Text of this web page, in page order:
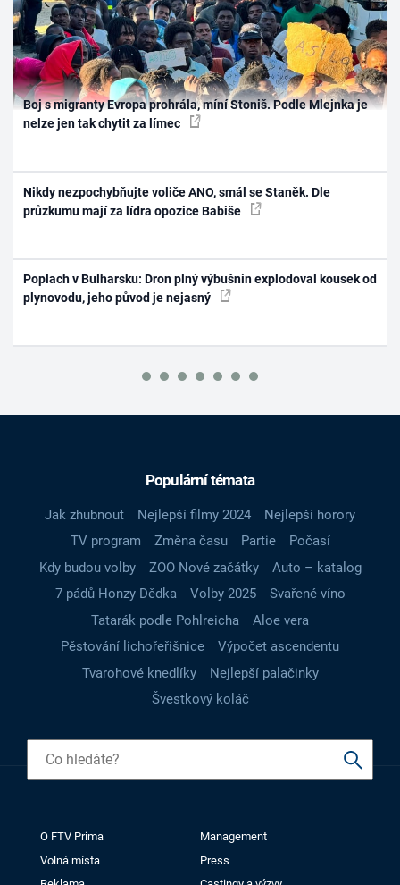
Boj s migranty Evropa prohrála, míní Stoniš. Podle Mlejnka je
nelze jen tak chytit za límec
Nikdy nezpochybňujte voliče ANO, smál se Staněk. Dle
průzkumu mají za lídra opozice Babiše
Poplach v Bulharsku: Dron plný výbušnin explodoval kousek od
plynovodu, jeho původ je nejasný
Populární témata
Jak zhubnout Nejlepší filmy 2024
Nejlepší horory
TV program
Změna času Partie
Počasí
Kdy budou volby
ZOO Nové začátky
Auto – katalog
7 pádů Honzy Dědka
Volby 2025
Svařené víno
Tatarák podle Pohlreicha
Aloe vera
Pěstování lichořeřišnice
Výpočet ascendentu
Tvarohové knedlíky
Nejlepší palačinky
Švestkový koláč
O FTV Prima
Management
Volná místa
Press